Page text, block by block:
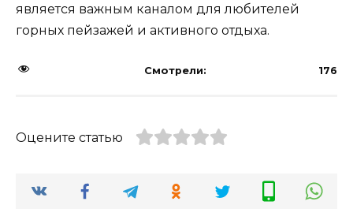
является важным каналом для любителей
горных пейзажей и активного отдыха.
Смотрели: 176
Оцените статью